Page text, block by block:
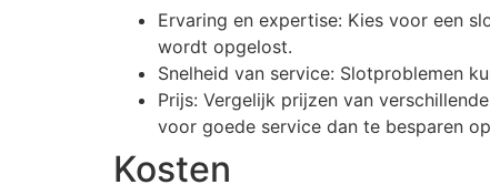
Ervaring en expertise: Kies voor een
wordt opgelost.
Snelheid van service: Slotproblemen
Prijs: Vergelijk prijzen van
voor goede service dan te besparen
Kosten